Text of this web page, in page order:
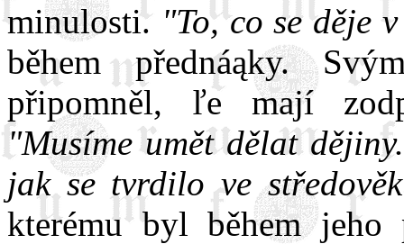
minulosti. "To, co se děje
během přednáąky.
připomněl, ľe mají
"Musíme umět dělat
jak se tvrdilo ve
kterému byl během jeho